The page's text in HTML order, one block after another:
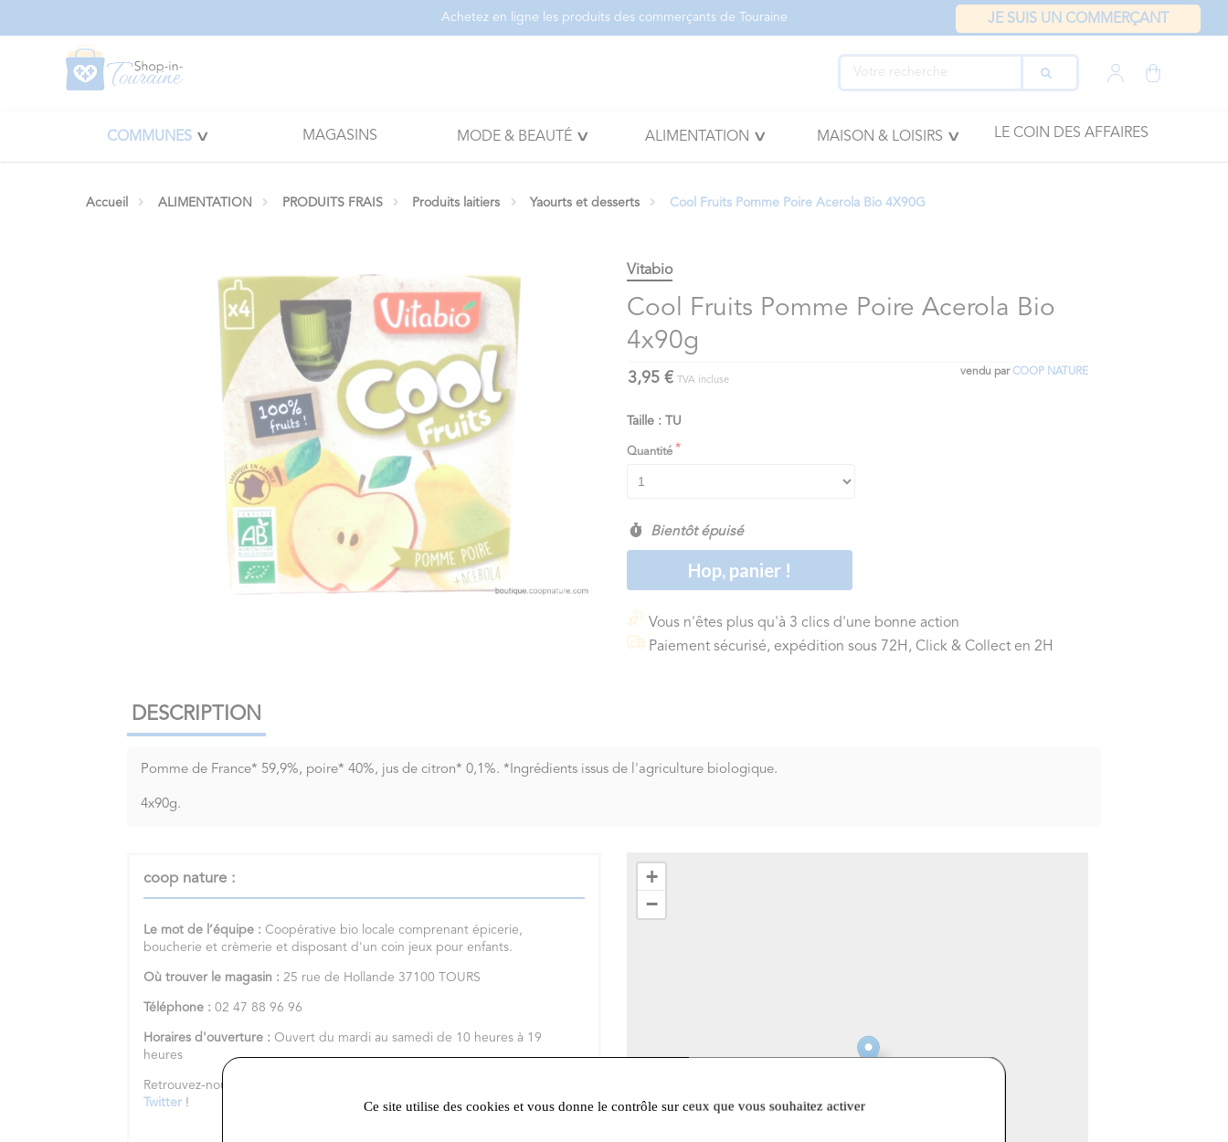
Achetez en ligne les produits des commerçants de Touraine JE SUIS UN COMMERÇANT
COMMUNES MAGASINS MODE & BEAUTÉ ALIMENTATION MAISON & LOISIRS LE COIN DES AFFAIRES
Accueil ALIMENTATION PRODUITS FRAIS Produits laitiers Yaourts et desserts Cool Fruits Pomme Poire Acerola Bio 4X90G
Vitabio
Cool Fruits Pomme Poire Acerola Bio
4x90g
vendu parCOOP NATURE
3,95 € TVA incluse
Taille : TU
Quantité
Bientôt épuisé
Hop, panier !
Vous n'êtes plus qu'à 3 clics d'une bonne action
Paiement sécurisé, expédition sous 72H, Click & Collect en 2H
DESCRIPTION
Pomme de France* 59,9%, poire* 40%, jus de citron* 0,1%. *Ingrédients issus de l'agriculture biologique.
4x90g.
coop nature :
Le mot de l’équipe :Coopérative bio locale comprenant épicerie,
boucherie et crèmerie et disposant d'un coin jeux pour enfants.
Où trouver le magasin :25 rue de Hollande 37100 TOURS
Téléphone :02 47 88 96 96
Horaires d'ouverture :Ouvert du mardi au samedi de 10 heures à 19
heures
Retrouvez-nous sur notre
Twitter !
+
−
Ce site utilise des cookies et vous donne le contrôle sur ceux que vous souhaitez activer